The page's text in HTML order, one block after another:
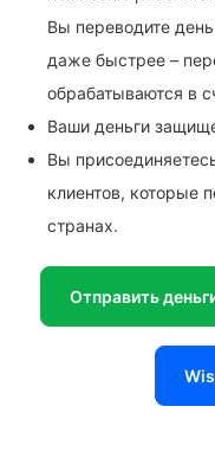
Вы переводите
даже быстрее –
обрабатываются в
Ваши деньги
Вы
клиентов, которые
странах.
Отправить